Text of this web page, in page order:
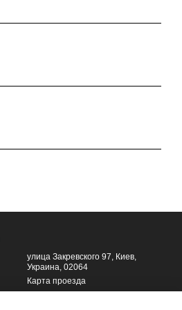
улица Закревского 97, Киев,
Украина, 02064
Карта проезда